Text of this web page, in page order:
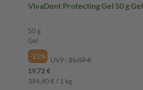
VivaDent Protecting Gel 50 g Gel
50 g
Gel
-21%
UVP: 25,07 €
19,72 €
394,40 € / 1 kg